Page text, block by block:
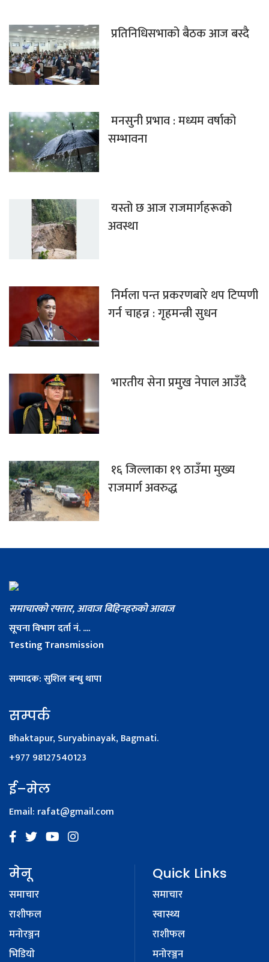
प्रतिनिधिसभाको बैठक आज बस्दै
मनसुनी प्रभाव : मध्यम वर्षाको
सम्भावना
यस्तो छ आज राजमार्गहरूको
अवस्था
निर्मला पन्त प्रकरणबारे थप टिप्पणी
गर्न चाहन्न : गृहमन्त्री सुधन
भारतीय सेना प्रमुख नेपाल आउँदै
१६ जिल्लाका १९ ठाउँमा मुख्य
राजमार्ग अवरुद्ध
समाचारको रफ्तार, आवाज बिहिनहरुको आवाज
सूचना विभाग दर्ता नं. ....
Testing Transmission
सम्पादक: सुशिल बन्धु थापा
सम्पर्क
Bhaktapur, Suryabinayak, Bagmati.
+977 98127540123
ई–मेल
Email: rafat@gmail.com
मेनू
समाचार
राशीफल
मनोरञ्जन
भिडियाे
Quick Links
समाचार
स्वास्थ्य
राशीफल
मनोरञ्जन